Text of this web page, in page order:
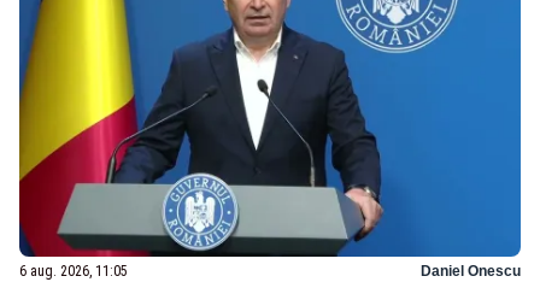
6 aug. 2026, 11:05 Daniel Onescu